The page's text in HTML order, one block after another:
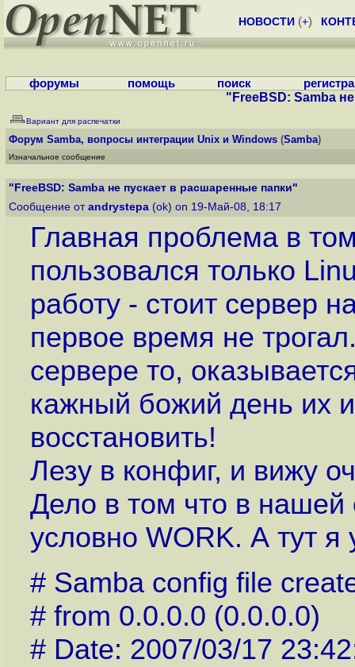
НОВОСТИ (+)
форумы помощь поиск
"FreeBSD: Samba
Вариант для распечатки
Форум Samba, вопросы интеграции Unix и Windows (Samba)
Изначальное сообщение
"FreeBSD: Samba не пускает в расшаренные папки"
Сообщение от andrystepa (ok) on 19-Май-08, 18:17
Главная проблема в
пользовался только
работу - стоит сервер
первое время не
сервере то,
кажный божий день их
восстановить!
Лезу в конфиг, и вижу
Дело в том что в нашей
условно WORK. А тут я
# Samba config file
# from 0.0.0.0 (0.0.0.0)
# Date: 2007/03/17